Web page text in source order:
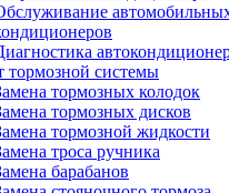
тормозной системы
тормозных колодок
тормозных дисков
тормозной жидкости
троса ручника
барабанов